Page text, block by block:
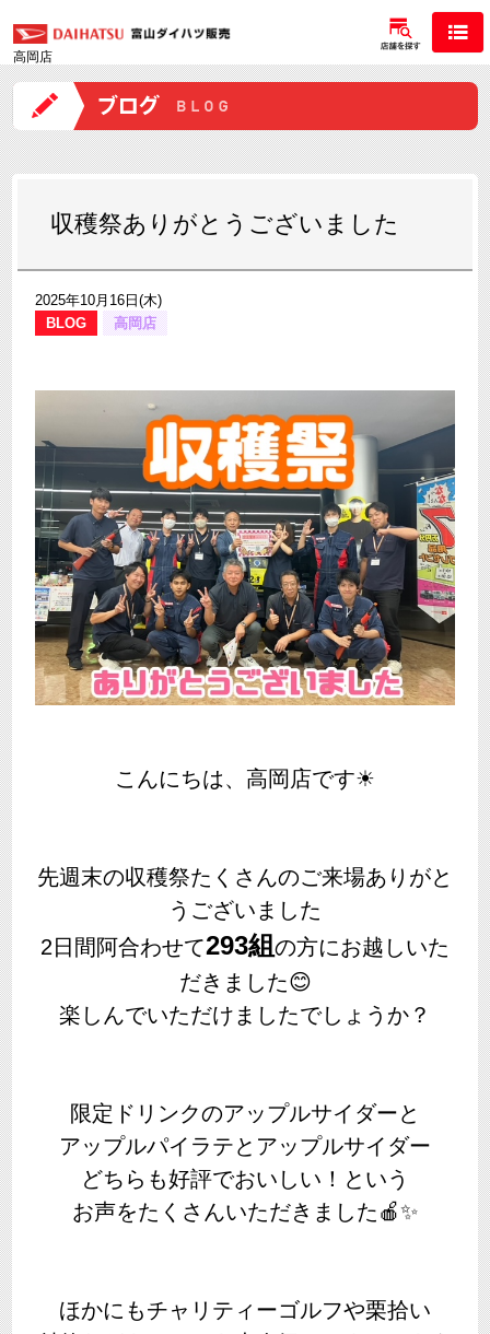
高岡店
収穫祭ありがとうございました
2025年10月16日(木)
BLOG
高岡店
こんにちは、高岡店です☀
先週末の収穫祭たくさんのご来場ありがと
うございました
2日間阿合わせて293組の方にお越しいた
だきました😊
楽しんでいただけましたでしょうか？
限定ドリンクのアップルサイダーと
アップルパイラテとアップルサイダー
どちらも好評でおいしい！という
お声をたくさんいただきました🍎✨
ほかにもチャリティーゴルフや栗拾い